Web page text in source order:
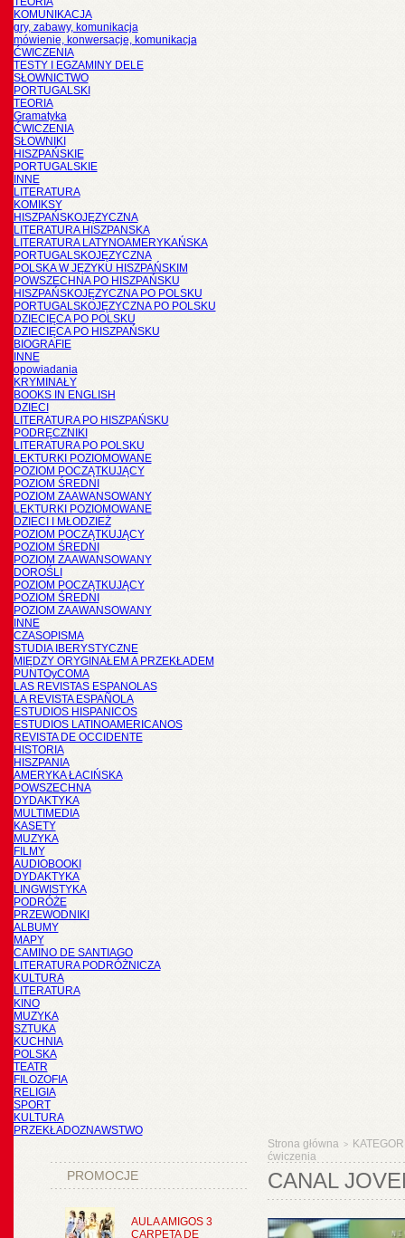
KOMUNIKACJA
gry, zabawy, komunikacja
mówienie, konwersacje, komunikacja
ĆWICZENIA
TESTY I EGZAMINY DELE
SŁOWNICTWO
PORTUGALSKI
TEORIA
Gramatyka
ĆWICZENIA
SŁOWNIKI
HISZPAŃSKIE
PORTUGALSKIE
INNE
LITERATURA
KOMIKSY
HISZPAŃSKOJĘZYCZNA
LITERATURA HISZPANSKA
LITERATURA LATYNOAMERYKAŃSKA
PORTUGALSKOJĘZYCZNA
POLSKA W JĘZYKU HISZPAŃSKIM
POWSZECHNA PO HISZPAŃSKU
HISZPAŃSKOJĘZYCZNA PO POLSKU
PORTUGALSKOJĘZYCZNA PO POLSKU
DZIECIĘCA PO POLSKU
DZIECIĘCA PO HISZPAŃSKU
BIOGRAFIE
INNE
opowiadania
KRYMINAŁY
BOOKS IN ENGLISH
DZIECI
LITERATURA PO HISZPAŃSKU
PODRĘCZNIKI
LITERATURA PO POLSKU
LEKTURKI POZIOMOWANE
POZIOM POCZĄTKUJĄCY
POZIOM ŚREDNI
POZIOM ZAAWANSOWANY
LEKTURKI POZIOMOWANE
DZIECI I MŁODZIEŻ
POZIOM POCZĄTKUJĄCY
POZIOM ŚREDNI
POZIOM ZAAWANSOWANY
DOROŚLI
POZIOM POCZĄTKUJĄCY
POZIOM ŚREDNI
POZIOM ZAAWANSOWANY
INNE
CZASOPISMA
STUDIA IBERYSTYCZNE
MIĘDZY ORYGINAŁEM A PRZEKŁADEM
PUNTOyCOMA
LAS REVISTAS ESPANOLAS
LA REVISTA ESPAÑOLA
ESTUDIOS HISPANICOS
ESTUDIOS LATINOAMERICANOS
REVISTA DE OCCIDENTE
HISTORIA
HISZPANIA
AMERYKA ŁACIŃSKA
POWSZECHNA
DYDAKTYKA
MULTIMEDIA
KASETY
MUZYKA
FILMY
AUDIOBOOKI
DYDAKTYKA
LINGWISTYKA
PODRÓŻE
PRZEWODNIKI
ALBUMY
MAPY
CAMINO DE SANTIAGO
LITERATURA PODRÓŻNICZA
KULTURA
LITERATURA
KINO
MUZYKA
SZTUKA
KUCHNIA
POLSKA
TEATR
FILOZOFIA
RELIGIA
SPORT
KULTURA
PRZEKŁADOZNAWSTWO
PROMOCJE
AULA AMIGOS 3
CARPETA DE
Strona główna >
ćwiczenia
CANAL